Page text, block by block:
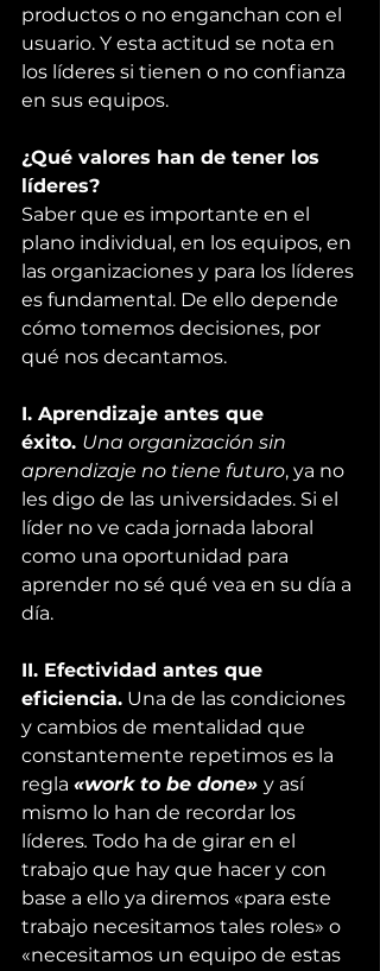
productos o no enganchan con el
usuario. Y esta actitud se nota en
los líderes si tienen o no confianza
en sus equipos.
¿Qué valores han de tener los
líderes?
Saber que es importante en el
plano individual, en los equipos, en
las organizaciones y para los líderes
es fundamental. De ello depende
cómo tomemos decisiones, por
qué nos decantamos.
I. Aprendizaje antes que
éxito. Una organización sin
aprendizaje no tiene futuro, ya no
les digo de las universidades. Si el
líder no ve cada jornada laboral
como una oportunidad para
aprender no sé qué vea en su día a
día.
II. Efectividad antes que
eficiencia. Una de las condiciones
y cambios de mentalidad que
constantemente repetimos es la
regla «work to be done» y así
mismo lo han de recordar los
líderes. Todo ha de girar en el
trabajo que hay que hacer y con
base a ello ya diremos «para este
trabajo necesitamos tales roles» o
«necesitamos un equipo de estas